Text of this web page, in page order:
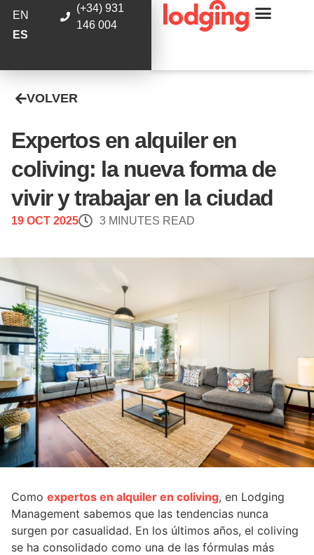
EN
ES
(+34) 931
146 004
VOLVER
Expertos en alquiler en
coliving: la nueva forma de
vivir y trabajar en la ciudad
19 OCT 2025 3 MINUTES READ
Como expertos en alquiler en coliving, en Lodging
Management sabemos que las tendencias nunca
surgen por casualidad. En los últimos años, el coliving
se ha consolidado como una de las fórmulas más